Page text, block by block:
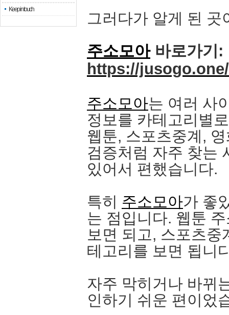
Keep in touch
그러다가 알게 된 곳
주소모아바로가기:
https://jusogo.one/
주소모아는 여러 사
정보를 카테고리별
웹툰, 스포츠중계,
검증처럼 자주 찾는
있어서 편했습니다.
특히 주소모아가 좋
는 점입니다. 웹툰
보면 되고, 스포츠
테고리를 보면 됩니
자주 막히거나 바뀌
인하기 쉬운 편이었